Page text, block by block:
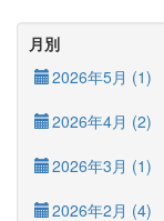
月別
2026年5月 (1)
2026年4月 (2)
2026年3月 (1)
2026年2月 (4)